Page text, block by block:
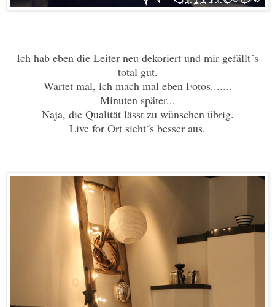
Ich hab eben die Leiter neu dekoriert und mir gefällt´s
total gut.
Wartet mal, ich mach mal eben Fotos.......
Minuten später...
Naja, die Qualität lässt zu wünschen übrig.
Live for Ort sieht´s besser aus.